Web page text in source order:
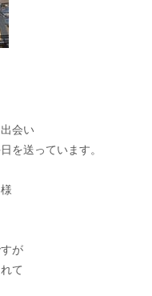
会い
を送っています。
が
て